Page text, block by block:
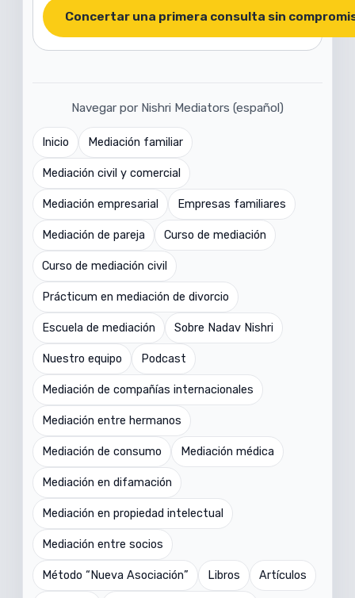
Concertar una primera consulta sin
Navegar por Nishri Mediators (español)
Inicio Mediación familiar
Mediación civil y comercial
Mediación empresarial Empresas familiares
Mediación de pareja Curso de mediación
Curso de mediación civil
Prácticum en mediación de divorcio
Escuela de mediación Sobre Nadav Nishri
Nuestro equipo Podcast
Mediación de compañías internacionales
Mediación entre hermanos
Mediación de consumo Mediación médica
Mediación en difamación
Mediación en propiedad intelectual
Mediación entre socios
Método “Nueva Asociación” Libros Artículos